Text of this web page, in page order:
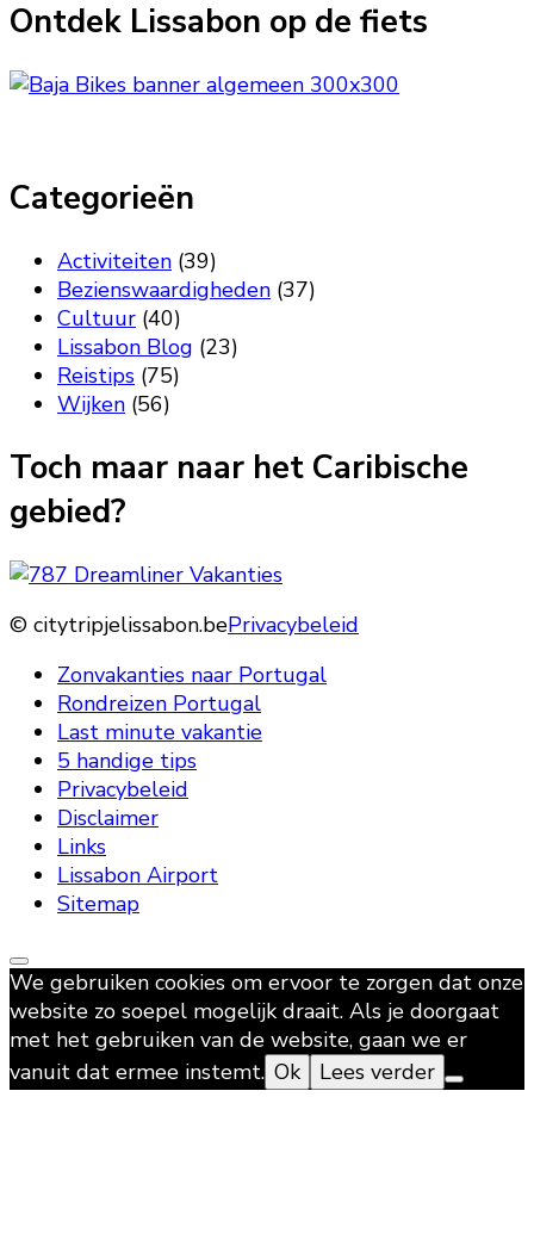
Ontdek Lissabon op de fiets
Categorieën
Activiteiten (39)
Bezienswaardigheden (37)
Cultuur (40)
Lissabon Blog (23)
Reistips (75)
Wijken (56)
Toch maar naar het Caribische
gebied?
© citytripjelissabon.bePrivacybeleid
Zonvakanties naar Portugal
Rondreizen Portugal
Last minute vakantie
5 handige tips
Privacybeleid
Disclaimer
Links
Lissabon Airport
Sitemap
We gebruiken cookies om ervoor te zorgen dat onze
website zo soepel mogelijk draait. Als je doorgaat
met het gebruiken van de website, gaan we er
vanuit dat ermee instemt. Ok Lees verder